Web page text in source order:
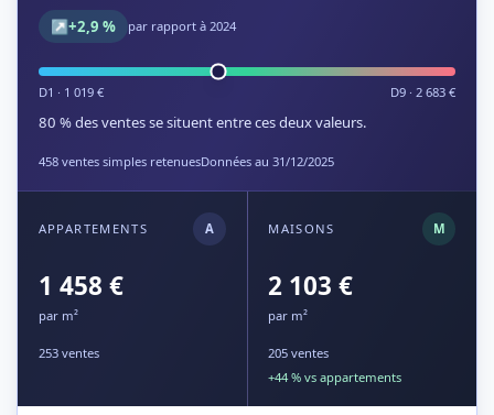
↗+2,9 % par rapport à 2024
D1 · 1 019 € D9 · 2 683 €
80 % des ventes se situent entre ces deux valeurs.
458 ventes simples retenuesDonnées au 31/12/2025
APPARTEMENTS A
1 458 €
par m²
253 ventes
MAISONS M
2 103 €
par m²
205 ventes
+44 % vs appartements